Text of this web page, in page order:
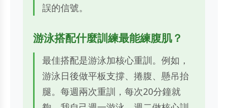
誤的信號。
游泳搭配什麼訓練最能練腹肌？
最佳搭配是游泳加核心重訓。例如，
游泳日後做平板支撐、捲腹、懸吊抬
腿。每週兩次重訓，每次20分鐘就